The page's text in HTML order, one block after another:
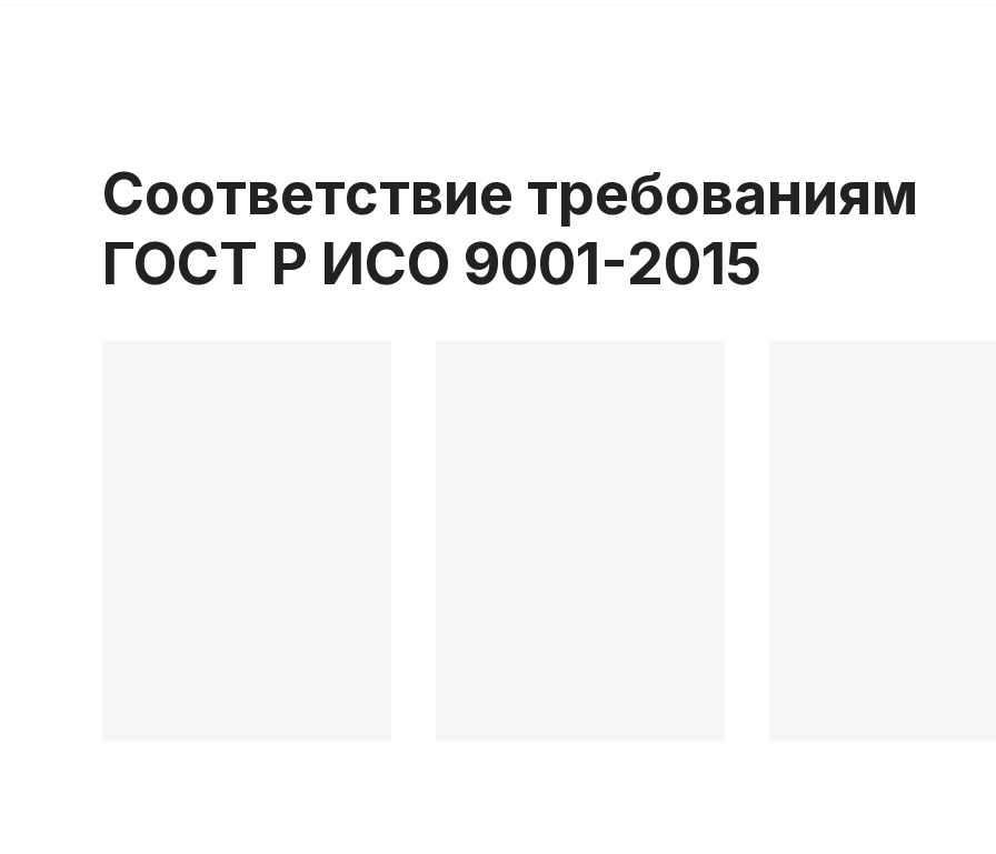
Соответствие требованиям
ГОСТ Р ИСО 9001-2015